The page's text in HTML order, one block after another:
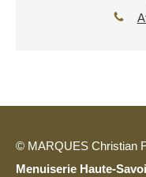
© MARQUES Christian
Menuiserie Haute-